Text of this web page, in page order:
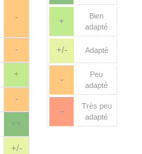
-
-
+
-
++
+/-
+
Bien
adapté
+/- Adapté
-
Peu
adapté
--
Très peu
adapté